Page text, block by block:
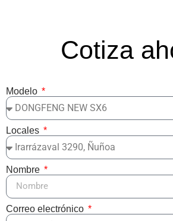
Cotiza
Modelo
Locales
Nombre
Correo electrónico